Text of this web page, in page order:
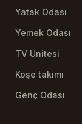
Yatak Odası
Yemek Odası
TV Ünitesi
Köşe takımı
Genç Odası